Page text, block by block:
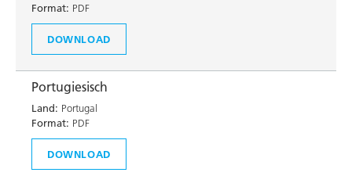
Format: PDF
DOWNLOAD
Portugiesisch
Land: Portugal
Format: PDF
DOWNLOAD